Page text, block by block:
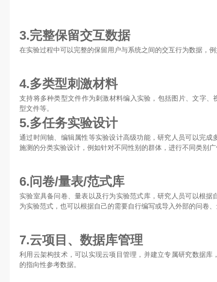
3.完整保留交互数据
在实验过程中可以完整的保留用户与系统之间的交互行为数据，
4.多类型刺激材料
支持将多种类型文件作为刺激材料编入实验，包括图片、文字
型文件等。
5.多任务实验设计
通过时间轴、编辑属性等实验设计高级功能，研究人员可以完
施测的分类实验设计，例如针对不同性别的群体，进行不同类别
6.问卷/量表/范式库
实验室具备问卷、量表以及行为实验范式库，研究人员可以根
为实验范式，也可以根据自己的需要自行编写或导入外部的问卷
7.云项目、数据库管理
利用云架构技术，可以实现云项目管理，并建立专属研究数据
的指向性参考数据。